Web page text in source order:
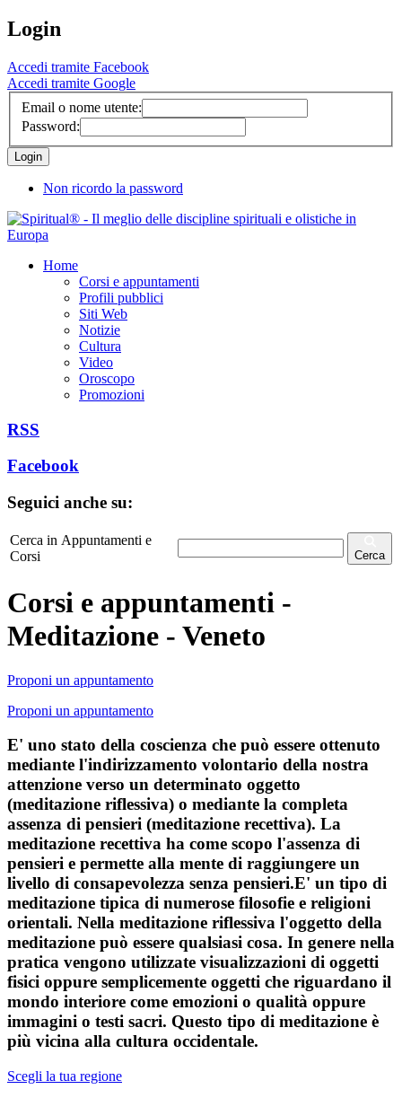
Login
Accedi tramite Facebook
Accedi tramite Google
Email o nome utente:
Password:
Non ricordo la password
Home
Corsi e appuntamenti
Profili pubblici
Siti Web
Notizie
Cultura
Video
Oroscopo
Promozioni
RSS
Facebook
Seguici anche su:
Cerca in Appuntamenti e
Corsi
Cerca
Corsi e appuntamenti -
Meditazione - Veneto
Proponi un appuntamento
Proponi un appuntamento
E' uno stato della coscienza che può essere ottenuto
mediante l'indirizzamento volontario della nostra
attenzione verso un determinato oggetto
(meditazione riflessiva) o mediante la completa
assenza di pensieri (meditazione recettiva). La
meditazione recettiva ha come scopo l'assenza di
pensieri e permette alla mente di raggiungere un
livello di consapevolezza senza pensieri.E' un tipo di
meditazione tipica di numerose filosofie e religioni
orientali. Nella meditazione riflessiva l'oggetto della
meditazione può essere qualsiasi cosa. In genere nella
pratica vengono utilizzate visualizzazioni di oggetti
fisici oppure semplicemente oggetti che riguardano il
mondo interiore come emozioni o qualità oppure
immagini o testi sacri. Questo tipo di meditazione è
più vicina alla cultura occidentale.
Scegli la tua regione